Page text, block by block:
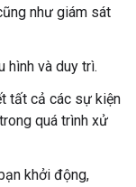
như giám sát
hình và duy trì.
tất cả các sự kiện
quá trình xử
khởi động,